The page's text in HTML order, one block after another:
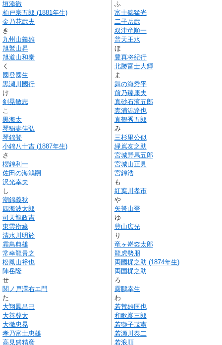
垣添徹
柏戸宗五郎 (1881年生)
金乃花武夫
き
九州山義雄
旭鷲山昇
旭道山和泰
く
國登國生
黒瀬川國行
け
剣晃敏志
こ
黒海太
琴稲妻佳弘
琴錦登
小錦八十吉 (1887年生)
さ
櫻錦利一
佐田の海鴻嗣
沢光幸夫
し
潮錦義秋
四海波太郎
司天龍政吉
東雲衑藏
清水川明於
霜鳥典雄
常幸龍貴之
松鳳山裕也
陣岳隆
せ
関ノ戸澤右エ門
た
大翔鳳昌巳
大善尊太
大徹忠晃
孝乃富士忠雄
高見盛精彦
ふ
富士錦猛光
二子岳武
双津竜順一
普天王水
ほ
豊真将紀行
北勝富士大輝
ま
舞の海秀平
前乃臻康夫
真砂石濱五郎
枩浦潟達也
真鶴秀五郎
み
三杉里公似
緑嶌友之助
宮城野馬五郎
宮城山正見
宮錦浩
も
紅葉川孝市
や
矢筈山登
ゆ
豊山広光
り
竜ヶ嵜枩太郎
龍虎勢朋
両國梶之助 (1874年生)
両国梶之助
ろ
露鵬幸生
わ
若荒雄匡也
和歌嶌三郎
若獅子茂憲
若瀬川泰二
若浪順